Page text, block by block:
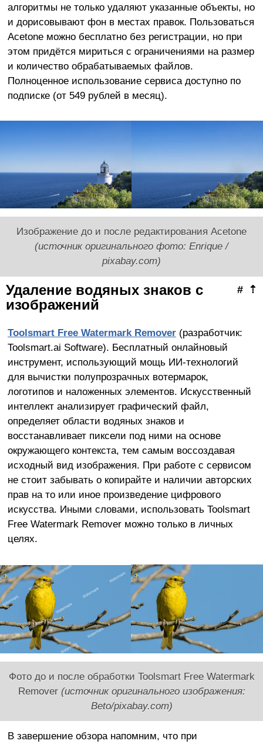
алгоритмы не только удаляют указанные объекты, но
и дорисовывают фон в местах правок. Пользоваться
Acetone можно бесплатно без регистрации, но при
этом придётся мириться с ограничениями на размер
и количество обрабатываемых файлов.
Полноценное использование сервиса доступно по
подписке (от 549 рублей в месяц).
Изображение до и после редактирования Acetone
(источник оригинального фото: Enrique /
pixabay.com)
⇡
#
Удаление водяных знаков с
изображений
Toolsmart Free Watermark Remover(разработчик:
Toolsmart.ai Software). Бесплатный онлайновый
инструмент, использующий мощь ИИ-технологий
для вычистки полупрозрачных вотермарок,
логотипов и наложенных элементов. Искусственный
интеллект анализирует графический файл,
определяет области водяных знаков и
восстанавливает пиксели под ними на основе
окружающего контекста, тем самым воссоздавая
исходный вид изображения. При работе с сервисом
не стоит забывать о копирайте и наличии авторских
прав на то или иное произведение цифрового
искусства. Иными словами, использовать Toolsmart
Free Watermark Remover можно только в личных
целях.
Фото до и после обработки Toolsmart Free Watermark
Remover (источник оригинального изображения:
Beto/pixabay.com)
В завершение обзора напомним, что при